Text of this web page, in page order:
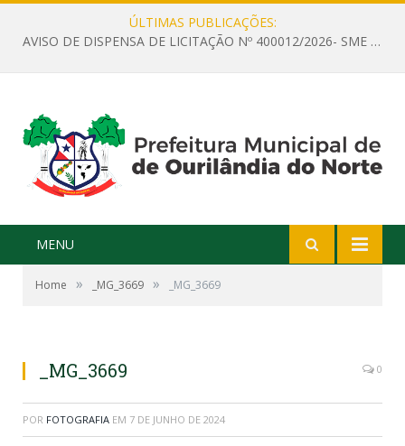
ÚLTIMAS PUBLICAÇÕES:
AVISO DE DISPENSA DE LICITAÇÃO Nº 400012/2026- SME – CONTRATAÇÃO DE EMPRESA ESPECIALIZADA PARA LOCAÇÃO DE ÔNIBUS EXECUTIVO COM CAPACIDADE DE 60 (SESSENTA) POLTRONAS, PARA TRANSPORTAR PROFESSORES RESPONSÁVEIS E ALUNOS PARA BRASÍLIA, COM SAÍDA DIA 10/08/2026 E RETORNO DIA 14/08/2026
MENU
Home » _MG_3669 » _MG_3669
_MG_3669 0
POR FOTOGRAFIA EM 7 DE JUNHO DE 2024